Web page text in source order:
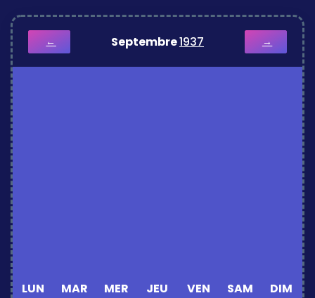
← Septembre1937 →
LUN MAR MER JEU VEN SAM
DIM